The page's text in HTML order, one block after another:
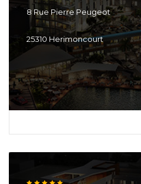
8 Rue Pierre Peugeot
25310 Herimoncourt